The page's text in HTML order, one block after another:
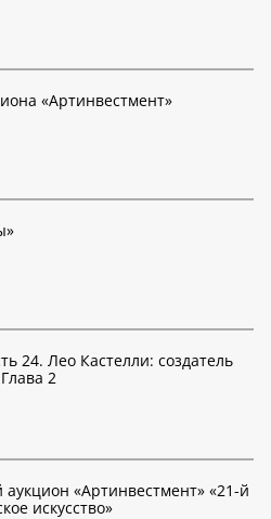
«Артинвестмент»
24. Лео Кастелли: создатель
2
«Артинвестмент» «21-й
искусство»